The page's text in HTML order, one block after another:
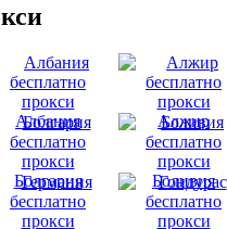
Албания Алжир
Болгария Боливия